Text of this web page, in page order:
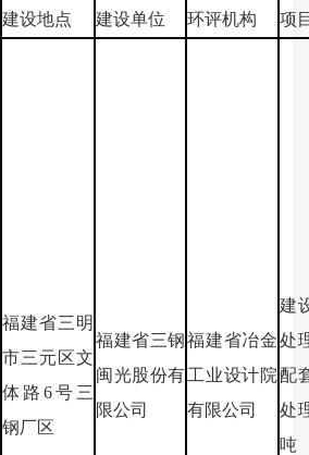
建设地点 建设单位 环评机构 项
福建省三明
市三元区文
体路6号三
钢厂区
福建省三钢
闽光股份有
限公司
福建省冶金
工业设计院
有限公司
建
处
配
处
吨